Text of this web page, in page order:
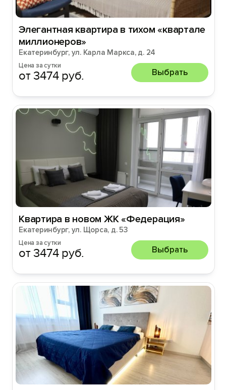
Элегантная квартира в тихом «квартале
миллионеров»
Екатеринбург, ул. Карла Маркса, д. 24
Цена за сутки
от 3474 руб. Выбрать
Квартира в новом ЖК «Федерация»
Екатеринбург, ул. Щорса, д. 53
Цена за сутки
от 3474 руб. Выбрать